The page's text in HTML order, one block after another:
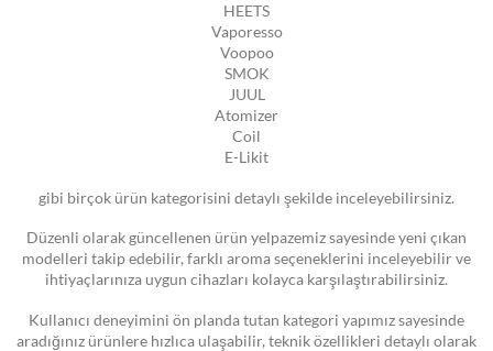
HEETS
Vaporesso
Voopoo
SMOK
JUUL
Atomizer
Coil
E-Likit
gibi birçok ürün kategorisini detaylı şekilde inceleyebilirsiniz.
Düzenli olarak güncellenen ürün yelpazemiz sayesinde yeni çıkan
modelleri takip edebilir, farklı aroma seçeneklerini inceleyebilir ve
ihtiyaçlarınıza uygun cihazları kolayca karşılaştırabilirsiniz.
Kullanıcı deneyimini ön planda tutan kategori yapımız sayesinde
aradığınız ürünlere hızlıca ulaşabilir, teknik özellikleri detaylı olarak